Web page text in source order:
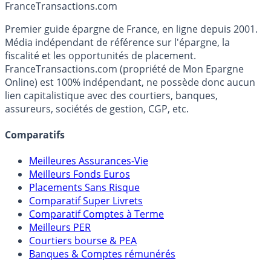
FranceTransactions.com
Premier guide épargne de France, en ligne depuis 2001.
Média indépendant de référence sur l'épargne, la
fiscalité et les opportunités de placement.
FranceTransactions.com (propriété de Mon Epargne
Online) est 100% indépendant, ne possède donc aucun
lien capitalistique avec des courtiers, banques,
assureurs, sociétés de gestion, CGP, etc.
Comparatifs
Meilleures Assurances-Vie
Meilleurs Fonds Euros
Placements Sans Risque
Comparatif Super Livrets
Comparatif Comptes à Terme
Meilleurs PER
Courtiers bourse & PEA
Banques & Comptes rémunérés